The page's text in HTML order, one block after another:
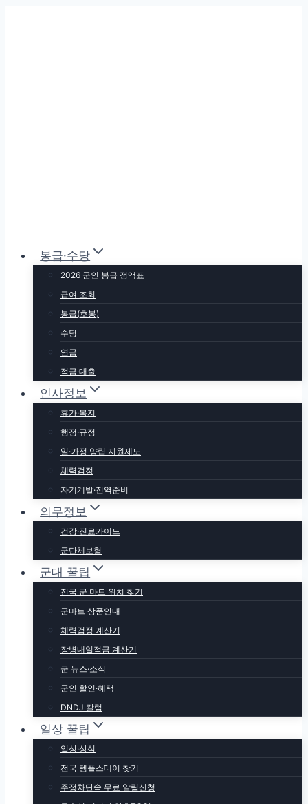
봉급·수당
2026 군인 봉급 정액표
급여 조회
봉급(호봉)
수당
연금
적금·대출
인사정보
휴가·복지
행정·규정
일·가정 양립 지원제도
체력검정
자기계발·전역준비
의무정보
​건강·진료가이드
군단체보험
군대 꿀팁
전국 군 마트 위치 찾기
군마트 상품안내
체력검정 계산기
장병내일적금 계산기
군 ​뉴스·소식
군인 할인·혜택
DNDJ 칼럼
일상 꿀팁
일상·상식
전국 템플스테이 찾기
주정차단속 무료 알림신청